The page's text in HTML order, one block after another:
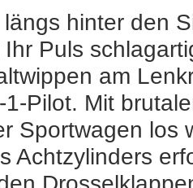
hinter den
Puls
am
Pilot. Mit
Sportwagen los
Achtzylinders